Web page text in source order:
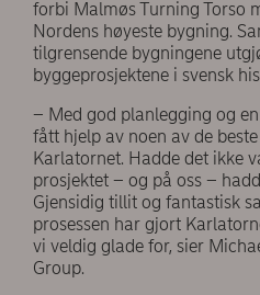
forbi Malmøs Turning Torso
Nordens høyeste bygning.
tilgrensende bygningene
byggeprosjektene i svensk
– Med god planlegging og
fått hjelp av noen av de
Karlatornet. Hadde det ikke
prosjektet – og på oss –
Gjensidig tillit og fantastisk
prosessen har gjort
vi veldig glade for, sier
Group.